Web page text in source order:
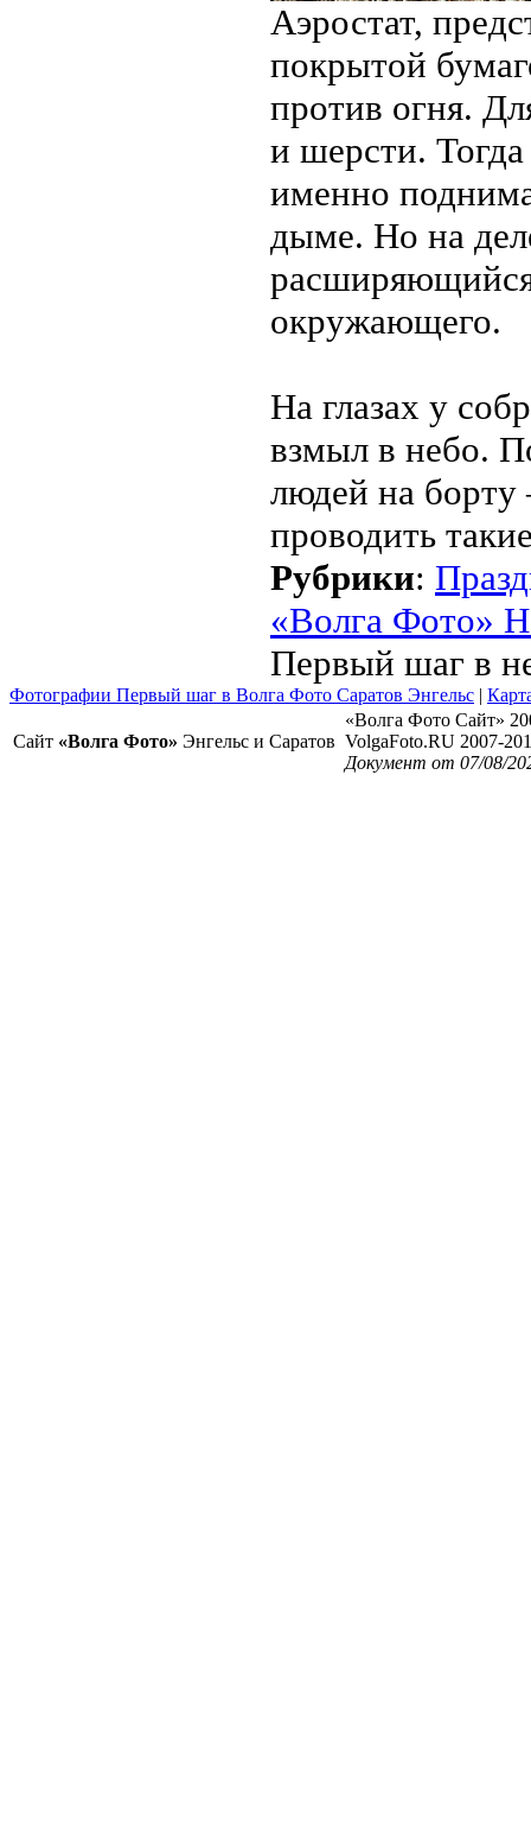
Аэростат,
покрытой
против огня.
и шерсти.
именно
дыме. Но на
окружающего.
На глазах у
взмыл в небо.
людей на борту
проводить
Рубрики:
«Волга Фото»
Первый шаг в
Фотографии Первый шаг в Волга Фото Саратов Энгельс |
Сайт «Волга Фото» Энгельс и Саратов
«Волга Фото Сайт»
VolgaFoto.RU 2007-
Документ от 07/08/